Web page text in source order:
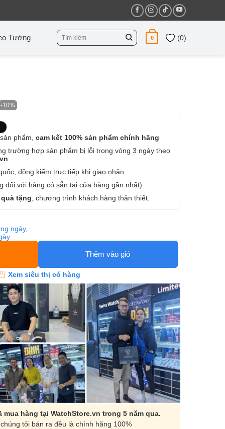
Tường
Tìm
kiếm:
0 (0)
-10%
phẩm, cam kết 100% sản phẩm chính hãng
trường hợp sản phẩm bị lỗi trong vòng 3 ngày theo
đồng kiểm trực tiếp khi giao nhận.
đối với hàng có sẵn tại cửa hàng gần nhất)
tặng , chương trình khách hàng thân thiết.
ngày,
Thêm vào giỏ
Xem siêu thị có hàng
mua hàng tại WatchStore.vn trong 5 năm qua.
tôi bán ra đều là chính hãng 100%